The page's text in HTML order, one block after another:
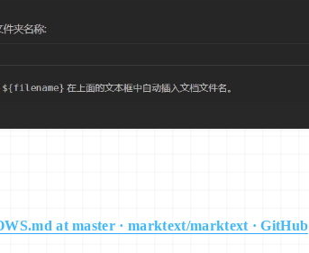
at master · marktext/marktext · GitHub